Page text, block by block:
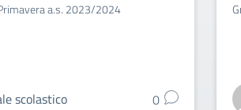
a.s. 2023/2024
scolastico 0